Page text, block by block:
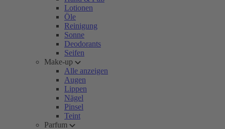
Lotionen
Öle
Reinigung
Sonne
Deodorants
Seifen
Make-up
Alle anzeigen
Augen
Lippen
Nägel
Pinsel
Teint
Parfum